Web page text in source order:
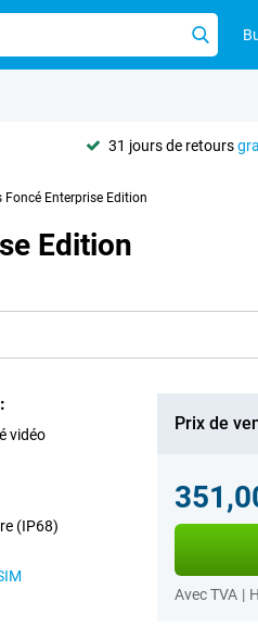
31 jours de retours
Foncé Enterprise Edition
Edition
vidéo
(IP68)
Prix de
Avec TVA |